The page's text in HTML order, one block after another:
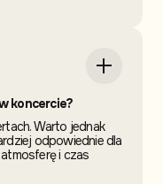
koncercie?
Warto jednak
odpowiednie dla
i czas